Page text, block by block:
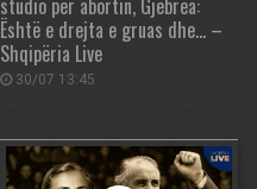
studio për abortin, Gjebrea:
Është e drejta e gruas dhe… –
Shqipëria Live
30/07 13:45